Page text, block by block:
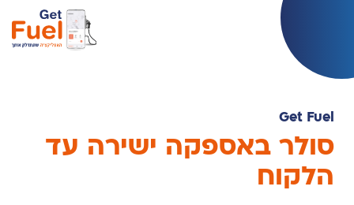
Get Fuel
סולר באספקה ישירה עד
הלקוח